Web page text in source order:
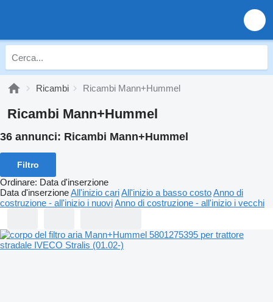
Ricambi Ricambi Mann+Hummel
Ricambi Mann+Hummel
36 annunci: Ricambi Mann+Hummel
Filtro
Ordinare: Data d'inserzione
Data d'inserzioneAll'inizio cariAll'inizio a basso costoAnno di
costruzione - all'inizio i nuoviAnno di costruzione - all'inizio i vecchi